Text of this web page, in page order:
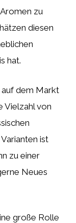
zu
diesen
hat.
auf dem Markt
Vielzahl von
ist
zu einer
Neues
große Rolle